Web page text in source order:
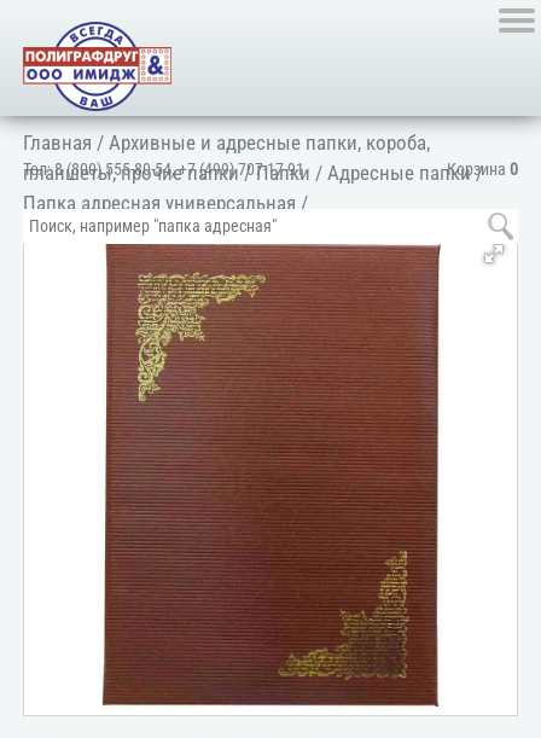
Корзина 0
Тел:8 (800) 555-80-54,+7 (499) 707-17-91
Главная /Архивные и адресные папки, короба,
планшеты, прочие папки/Папки /Адресные папки/
Папка адресная универсальная /